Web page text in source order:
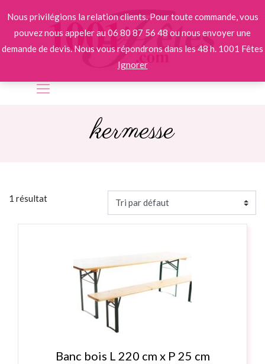
kermesse
1 résultat
Banc bois L 220 cm x P 25 cm
Nous privilégions la relation clients. Pour toute commande, vous
pouvez nous appeler au 06 80 87 56 48 ou nous envoyer une
demande de devis. Nous vous répondrons dans les 48 h. 1001 Fêtes
Ignorer